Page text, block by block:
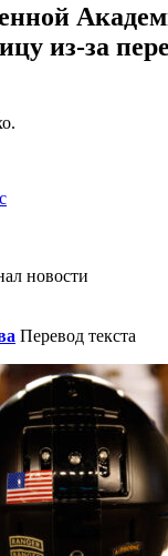
из-за
новости
Перевод текста